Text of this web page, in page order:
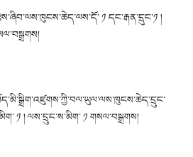
༡ དང་རྒན་དྲུང་༡ །
༡ ། ལས་དྲུང་ས་མིག་ ༡ གསལ་བསྒྲགས།